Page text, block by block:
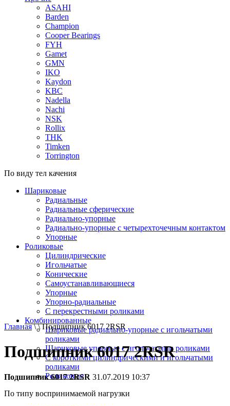
ASAHI
Barden
Champion
Cooper Bearings
FYH
Gamet
GMN
IKO
Kaydon
KBC
Nadella
Nachi
NSK
Rollix
THK
Timken
Torrington
По виду тел качения
Шариковые
Радиальные
Радиальные сферические
Радиально-упорные
Радиально-упорные с четырехточечным контактом
Упорные
Роликовые
Цилиндрические
Игольчатые
Конические
Самоустанавливающиеся
Упорные
Упорно-радиальные
C перекрестными роликами
Комбинированные
Шариковые радиально-упорные с игольчатыми
роликами
Шариковые упорные с игольчатыми роликами
С короткими цилиндрическими и игольчатыми
роликами
Роликовые
По типу воспринимаемой нагрузки
Главная\ \ Подшипник 6017 2RSR
Подшипник 6017 2RSR
Подшипник 6017 2RSR 31.07.2019 10:37